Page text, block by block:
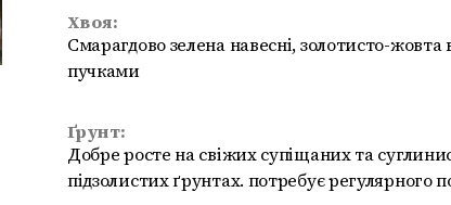
Хвоя:
Смарагдово зелена навесні, золотисто-жовта
пучками
Ґрунт:
Добре росте на свіжих супіщаних та
підзолистих ґрунтах. потребує регулярного